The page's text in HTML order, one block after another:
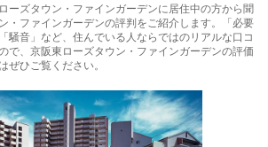
ーズタウン・ファインガーデンに居住中の方から聞
・ファインガーデンの評判をご紹介します。「必要
騒音」など、住んでいる人ならではのリアルな口コ
で、京阪東ローズタウン・ファインガーデンの評価
ぜひご覧ください。